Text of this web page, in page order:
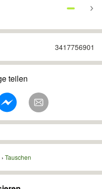
3417756901
teilen
Tauschen